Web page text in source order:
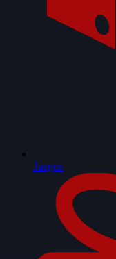
Juegos